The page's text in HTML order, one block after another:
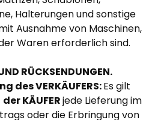
Halterungen und sonstige
Ausnahme von Maschinen,
Waren erforderlich sind.
RÜCKSENDUNGEN.
des VERKÄUFERS:Es gilt
der KÄUFERjede Lieferung im
oder die Erbringung von